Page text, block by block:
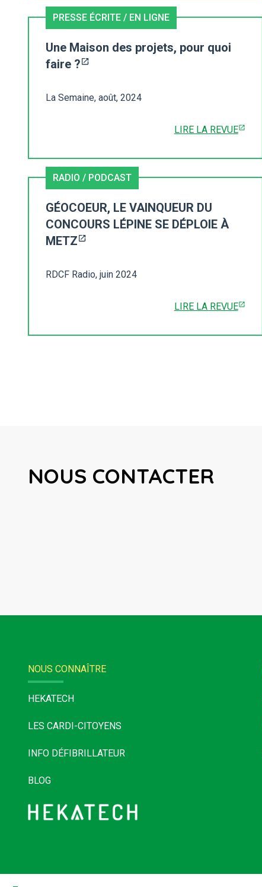
PRESSE ÉCRITE / EN LIGNE
Une Maison des projets, pour quoi
faire ?
La Semaine, août, 2024
LIRE LA REVUE
RADIO / PODCAST
GÉOCOEUR, LE VAINQUEUR DU
CONCOURS LÉPINE SE DÉPLOIE À
METZ
RDCF Radio, juin 2024
LIRE LA REVUE
NOUS CONTACTER
NOUS CONNAÎTRE
HEKATECH
LES CARDI-CITOYENS
INFO DÉFIBRILLATEUR
BLOG